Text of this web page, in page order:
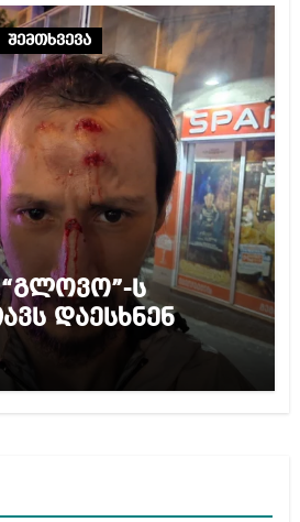
შემთხვევა
ს
დაესხნენ